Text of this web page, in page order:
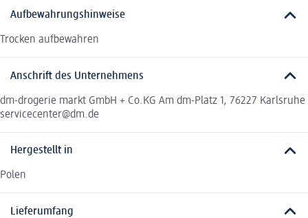
Aufbewahrungshinweise
Trocken aufbewahren
Anschrift des Unternehmens
dm-drogerie markt GmbH + Co.KG Am dm-Platz 1, 76227 Karlsruhe
servicecenter@dm.de
Hergestellt in
Polen
Lieferumfang